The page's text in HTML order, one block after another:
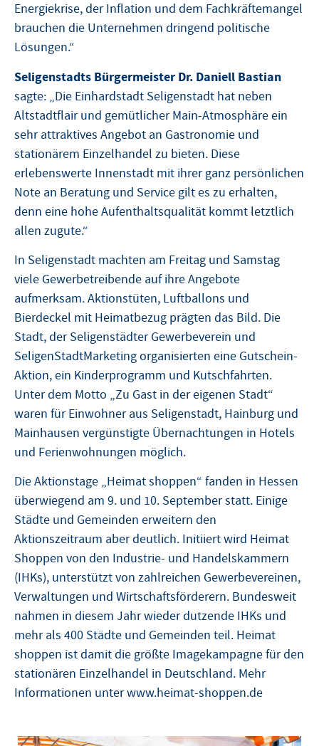
Energiekrise, der Inflation und dem Fachkräftemangel
brauchen die Unternehmen dringend politische
Lösungen.“
Seligenstadts Bürgermeister Dr. Daniell Bastian
sagte: „Die Einhardstadt Seligenstadt hat neben
Altstadtflair und gemütlicher Main-Atmosphäre ein
sehr attraktives Angebot an Gastronomie und
stationärem Einzelhandel zu bieten. Diese
erlebenswerte Innenstadt mit ihrer ganz persönlichen
Note an Beratung und Service gilt es zu erhalten,
denn eine hohe Aufenthaltsqualität kommt letztlich
allen zugute.“
In Seligenstadt machten am Freitag und Samstag
viele Gewerbetreibende auf ihre Angebote
aufmerksam. Aktionstüten, Luftballons und
Bierdeckel mit Heimatbezug prägten das Bild. Die
Stadt, der Seligenstädter Gewerbeverein und
SeligenStadtMarketing organisierten eine Gutschein-
Aktion, ein Kinderprogramm und Kutschfahrten.
Unter dem Motto „Zu Gast in der eigenen Stadt“
waren für Einwohner aus Seligenstadt, Hainburg und
Mainhausen vergünstigte Übernachtungen in Hotels
und Ferienwohnungen möglich.
Die Aktionstage „Heimat shoppen“ fanden in Hessen
überwiegend am 9. und 10. September statt. Einige
Städte und Gemeinden erweitern den
Aktionszeitraum aber deutlich. Initiiert wird Heimat
Shoppen von den Industrie- und Handelskammern
(IHKs), unterstützt von zahlreichen Gewerbevereinen,
Verwaltungen und Wirtschaftsförderern. Bundesweit
nahmen in diesem Jahr wieder dutzende IHKs und
mehr als 400 Städte und Gemeinden teil. Heimat
shoppen ist damit die größte Imagekampagne für den
stationären Einzelhandel in Deutschland. Mehr
Informationen unter www.heimat-shoppen.de